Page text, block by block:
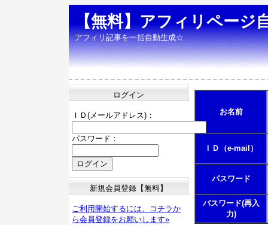
【無料】アフィリページ
アフィリ記事を一括自動生成☆
お名前
ＩＤ（e-mail）
パスワード
パスワード(再入
力)
ログイン
ＩＤ(メールアドレス)：
パスワード：
新規会員登録【無料】
ご利用開始するには、コチラか
ら会員登録をお願いします»